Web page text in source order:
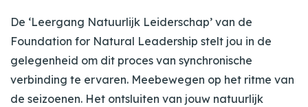
De ‘Leergang Natuurlijk Leiderschap’ van de
Foundation for Natural Leadership stelt jou in de
gelegenheid om dit proces van synchronische
verbinding te ervaren. Meebewegen op het ritme van
de seizoenen. Het ontsluiten van jouw natuurlijk